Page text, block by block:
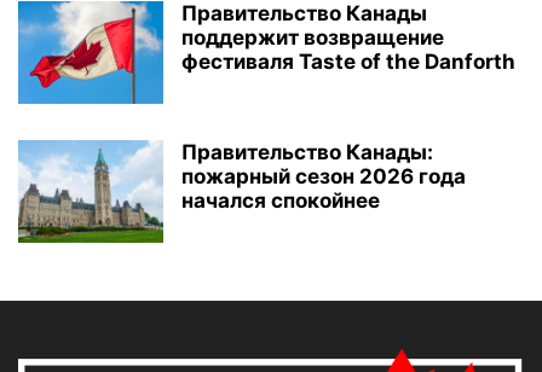
Правительство Канады
поддержит возвращение
фестиваля Taste of the Danforth
Правительство Канады:
пожарный сезон 2026 года
начался спокойнее